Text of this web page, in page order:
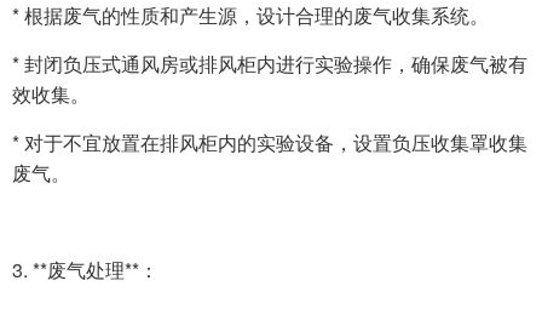
* 根据废气的性质和产生源，设计合理的废气收集系统。
* 封闭负压式通风房或排风柜内进行实验操作，确保废气被有
效收集。
* 对于不宜放置在排风柜内的实验设备，设置负压收集罩收集
废气。
3. **废气处理**：